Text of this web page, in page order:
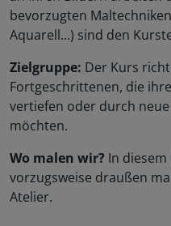
bevorzugten
Aquarell...) sind den
Zielgruppe: Der Kurs
Fortgeschrittenen, die
vertiefen oder durch
möchten.
Wo malen wir? In
vorzugsweise draußen
Atelier.